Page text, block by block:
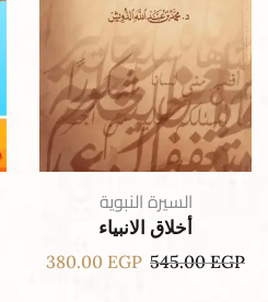
السيرة النبوية
أخلاق الانبياء
545.00EGP
380.00 EGP